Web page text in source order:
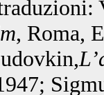
, Roma,